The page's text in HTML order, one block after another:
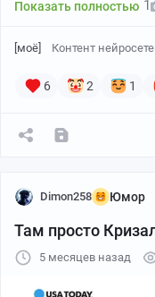
Показать полностью 1
[моё] Контент
6 2 1
Dimon258 Юмор
Там просто
5 месяцев назад